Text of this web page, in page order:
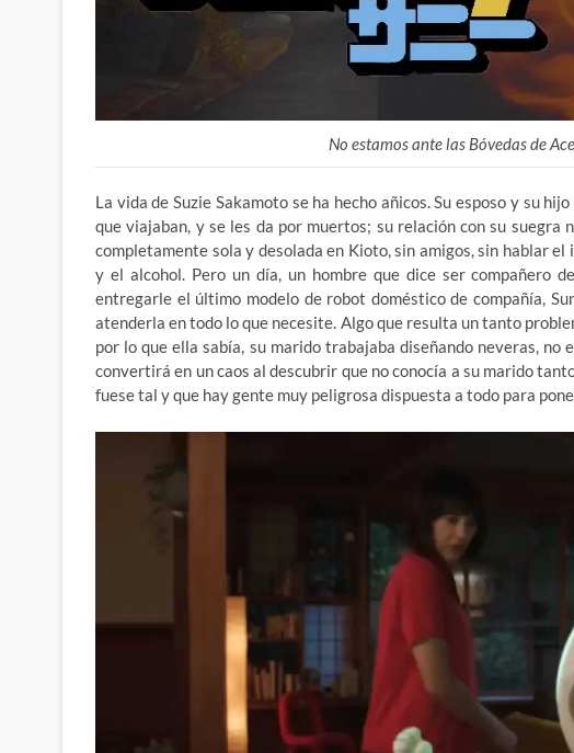
No estamos ante las Bóvedas de
La vida de Suzie Sakamoto se ha hecho añicos. Su esposo y su
que viajaban, y se les da por muertos; su relación con su suegra
completamente sola y desolada en Kioto, sin amigos, sin hablar el
y el alcohol. Pero un día, un hombre que dice ser compañero
entregarle el último modelo de robot doméstico de compañía,
atenderla en todo lo que necesite. Algo que resulta un tanto
por lo que ella sabía, su marido trabajaba diseñando neveras,
convertirá en un caos al descubrir que no conocía a su marido
fuese tal y que hay gente muy peligrosa dispuesta a todo para